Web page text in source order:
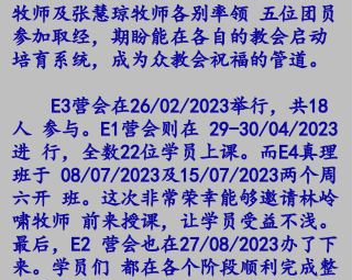
牧师及张慧琼牧师各别率领 五位团员
参加取经，期盼能在各自的教会启动
培育系统，成为众教会祝福的管道。
E3营会在26/02/2023举行，共18
人 参与。E1营会则在 29-30/04/2023
进 行，全数22位学员上课。而E4真理
班于 08/07/2023及15/07/2023两个周
六开 班。这次非常荣幸能够邀请林岭
啸牧师 前来授课，让学员受益不浅。
最后，E2 营会也在27/08/2023办了下
来。学员们 都在各个阶段顺利完成整